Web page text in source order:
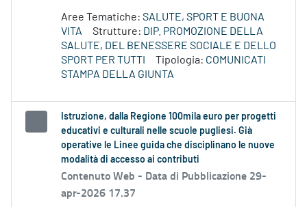
Aree Tematiche: SALUTE, SPORT E BUONA
VITA
Strutture: DIP. PROMOZIONE DELLA
SALUTE, DEL BENESSERE SOCIALE E DELLO
SPORT PER TUTTI
Tipologia: COMUNICATI
STAMPA DELLA GIUNTA
Istruzione, dalla Regione 100mila euro per progetti
educativi e culturali nelle scuole pugliesi. Già
operative le Linee guida che disciplinano le nuove
modalità di accesso ai contributi
Contenuto Web - Data di Pubblicazione 29-
apr-2026 17.37